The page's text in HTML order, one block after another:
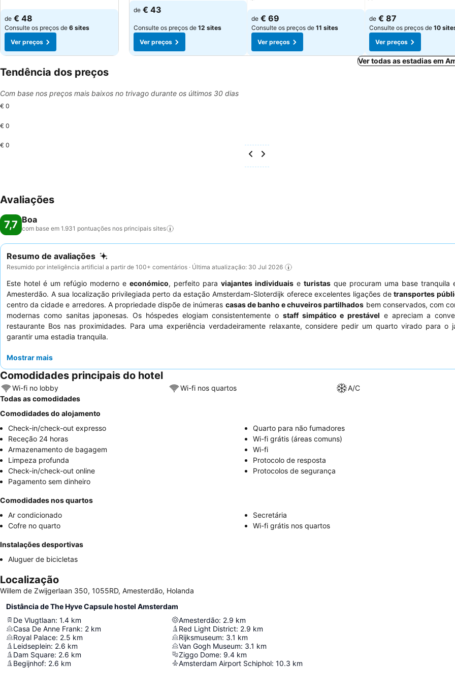
de € 48
Consulte os preços de 6 sites
Ver preços
Ver preços
de € 43
Consulte os preços de 12 sites
Ver preços
Ver preços
de € 69
Consulte os preços de 11 sites
Ver preços
Ver preços
de € 87
Consulte os preços de 10
Ver preços
Ver todas as estadias em
Tendência dos preços
Com base nos preços mais baixos no trivago durante os últimos 30 dias
€ 0
€ 0
€ 0
Avaliações
7,7 Boa
com base em 1.931 pontuações nos principais sites
Resumo de avaliações
Resumido por inteligência artificial a partir de 100+ comentários · Última atualização: 30 Jul 2026
Este hotel é um refúgio moderno e económico, perfeito para viajantes individuais e turistas que procuram uma base tranquila
Amesterdão. A sua localização privilegiada perto da estação Amsterdam-Sloterdijk oferece excelentes ligações detransportes
centro da cidade e arredores. A propriedade dispõe de inúmeras casas de banho e chuveiros partilhados bem conservados, com
modernas como sanitas japonesas. Os hóspedes elogiam consistentemente o staff simpático e prestável e apreciam a
restaurante Bos nas proximidades. Para uma experiência verdadeiramente relaxante, considere pedir um quarto virado para o
garantir uma estadia tranquila.
Mostrar mais
Comodidades principais do hotel
Wi-fi no lobby Wi-fi nos quartos
A/C
Todas as comodidades
Comodidades do alojamento
Check-in/check-out expresso
Quarto para não fumadores
Receção 24 horas
Wi-fi grátis (áreas comuns)
Armazenamento de bagagem
Wi-fi
Limpeza profunda
Protocolo de resposta
Check-in/check-out online
Protocolos de segurança
Pagamento sem dinheiro
Comodidades nos quartos
Ar condicionado
Secretária
Cofre no quarto
Wi-fi grátis nos quartos
Instalações desportivas
Aluguer de bicicletas
Localização
Willem de Zwijgerlaan 350, 1055RD, Amesterdão, Holanda
Distância de The Hyve Capsule hostel Amsterdam
De Vlugtlaan: 1.4 km
Casa De Anne Frank: 2 km
Royal Palace: 2.5 km
Leidseplein: 2.6 km
Dam Square: 2.6 km
Begijnhof: 2.6 km
Amesterdão: 2.9 km
Red Light District: 2.9 km
Rijksmuseum: 3.1 km
Van Gogh Museum: 3.1 km
Ziggo Dome: 9.4 km
Amsterdam Airport Schiphol: 10.3 km